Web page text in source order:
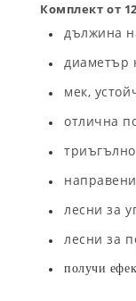
Комплект от
дължина
диаметър
мек,
отлична
лесни за
лесни за
получи